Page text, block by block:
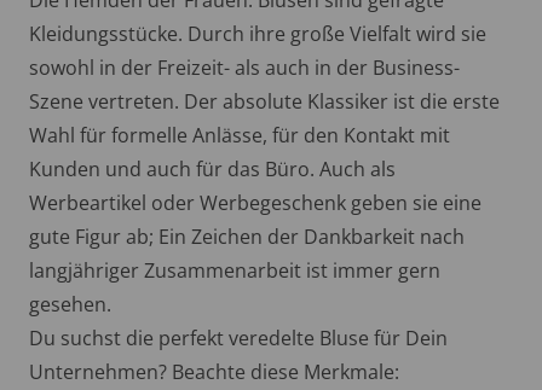
Kleidungsstücke. Durch ihre große Vielfalt wird sie
sowohl in der Freizeit- als auch in der Business-
Szene vertreten. Der absolute Klassiker ist die erste
Wahl für formelle Anlässe, für den Kontakt mit
Kunden und auch für das Büro. Auch als
Werbeartikel oder Werbegeschenk geben sie eine
gute Figur ab; Ein Zeichen der Dankbarkeit nach
langjähriger Zusammenarbeit ist immer gern
gesehen.
Du suchst die perfekt veredelte Bluse für Dein
Unternehmen? Beachte diese Merkmale: